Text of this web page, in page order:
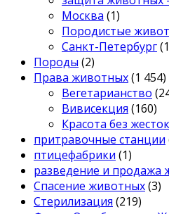
Москва (1)
Породистые
Санкт-Петербург
Породы (2)
Права животных(1 454)
Вегетарианство
Вивисекция (160)
Красота без
притравочные станции
птицефабрики (1)
разведение и продажа
Спасение животных(3)
Стерилизация (219)